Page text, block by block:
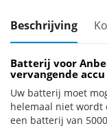
Beschrijving
Batterij voor
vervangende accu
Uw batterij moet
helemaal niet wordt
een batterij van